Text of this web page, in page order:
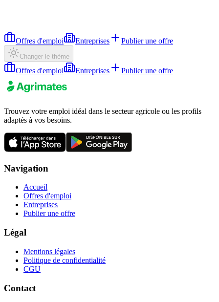
Offres d'emploi Entreprises Publier une offre
Changer le thème
Offres d'emploi Entreprises Publier une offre
Trouvez votre emploi idéal dans le secteur agricole ou les profils
adaptés à vos besoins.
Navigation
Accueil
Offres d'emploi
Entreprises
Publier une offre
Légal
Mentions légales
Politique de confidentialité
CGU
Contact